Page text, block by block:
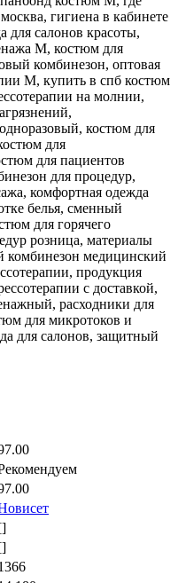
гигиена в кабинете
для салонов красоты,
M, костюм для
комбинезон, оптовая
M, купить в спб костюм
на молнии,
костюм для
для
для пациентов
для процедур,
комфортная одежда
белья, сменный
для горячего
розница, материалы
комбинезон медицинский
продукция
с доставкой,
расходники для
для микротоков и
для салонов, защитный